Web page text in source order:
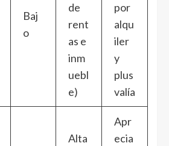
Baj
o
de
rent
as e
inm
uebl
e)
por
alqu
iler
y
plus
valía
Alta
Apr
ecia